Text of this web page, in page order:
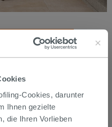
Cookies, darunter
Ihnen gezielte
die Ihren Vorlieben
50
51